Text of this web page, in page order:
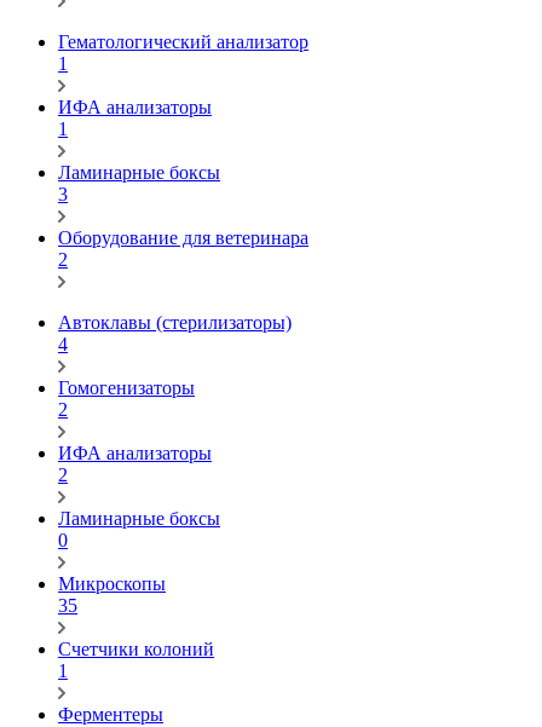
Гематологический анализатор
1
ИФА анализаторы
1
Ламинарные боксы
3
Оборудование для ветеринара
2
Автоклавы (стерилизаторы)
4
Гомогенизаторы
2
ИФА анализаторы
2
Ламинарные боксы
0
Микроскопы
35
Счетчики колоний
1
Ферментеры